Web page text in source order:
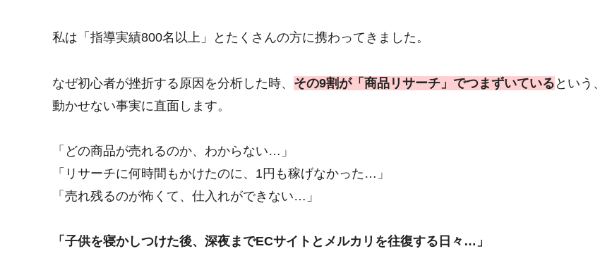
私は「指導実績800名以上」とたくさんの方に携わってきました。
なぜ初心者が挫折する原因を分析した時、 その9割が「商品リサーチ」でつまずいている という、
動かせない事実に直面します。
「どの商品が売れるのか、わからない…」
「リサーチに何時間もかけたのに、1円も稼げなかった…」
「売れ残るのが怖くて、仕入れができない…」
「子供を寝かしつけた後、深夜までECサイトとメルカリを往復する日々…」